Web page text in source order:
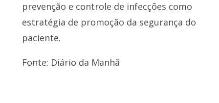
prevenção e controle de infecções como
estratégia de promoção da segurança do
paciente.
Fonte: Diário da Manhã